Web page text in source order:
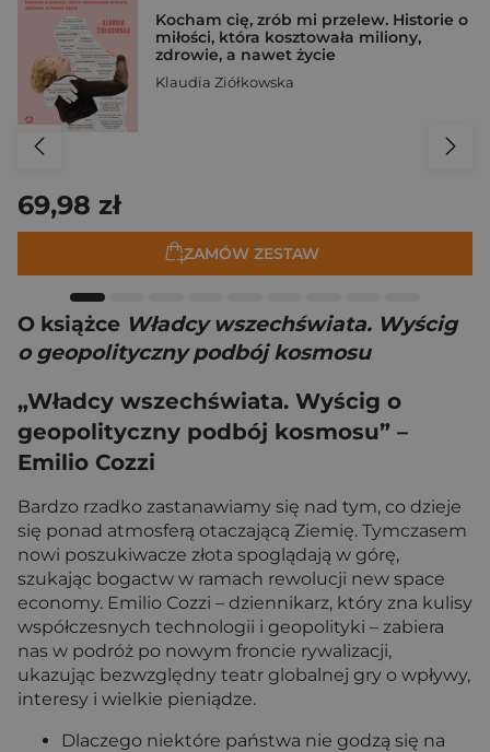
Kocham cię, zrób mi przelew. Historie o
miłości, która kosztowała miliony,
zdrowie, a nawet życie
Klaudia Ziółkowska
69,98 zł
ZAMÓW ZESTAW
O książce Władcy wszechświata. Wyścig
o geopolityczny podbój kosmosu
„Władcy wszechświata. Wyścig o
geopolityczny podbój kosmosu” –
Emilio Cozzi
Bardzo rzadko zastanawiamy się nad tym, co dzieje
się ponad atmosferą otaczającą Ziemię. Tymczasem
nowi poszukiwacze złota spoglądają w górę,
szukając bogactw w ramach rewolucji new space
economy. Emilio Cozzi – dziennikarz, który zna kulisy
współczesnych technologii i geopolityki – zabiera
nas w podróż po nowym froncie rywalizacji,
ukazując bezwzględny teatr globalnej gry o wpływy,
interesy i wielkie pieniądze.
Dlaczego niektóre państwa nie godzą się na